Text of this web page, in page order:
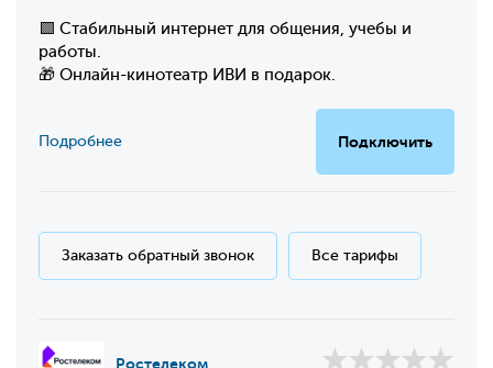
🟩 Стабильный интернет для общения, учебы и
работы.
🎁 Онлайн-кинотеатр ИВИ в подарок.
Подключить
Подробнее
Заказать обратный звонок Все тарифы
Ростелеком